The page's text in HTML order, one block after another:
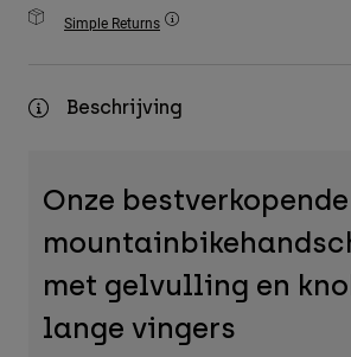
Accessories
Bags & Backpacks
Simple Returns
Beschrijving
Onze bestverkopende
met gelvulling en
lange vingers